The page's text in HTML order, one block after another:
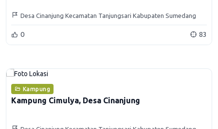
Desa Cinanjung Kecamatan Tanjungsari Kabupaten Sumedang
0 83
Kampung
Kampung Cimulya, Desa Cinanjung